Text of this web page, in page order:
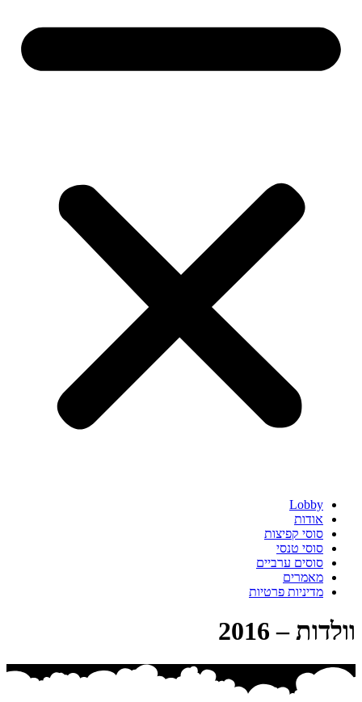
Lobby
אודות
סוסי קפיצות
סוסי טנסי
סוסים ערביים
מאמרים
מדיניות פרטיות
וולדות – 2016